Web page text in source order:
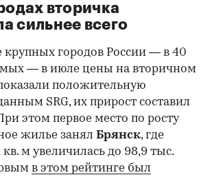
вторичка
сильнее всего
крупных городов России — в 40
— в июле цены на вторичном
положительную
SRG, их прирост составил
этом первое место по росту
жилье занял Брянск, где
кв. м увеличилась до 98,9 тыс.
в этом рейтинге был